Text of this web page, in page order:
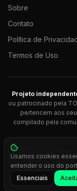
Sobre
Contato
Política de
Termos de Uso
Projeto
ou patrocinado pela
pertencem aos
compilado pela
© 2026 Dicionário
Protheus.
Usamos cookies
entender o uso do
Essenciais